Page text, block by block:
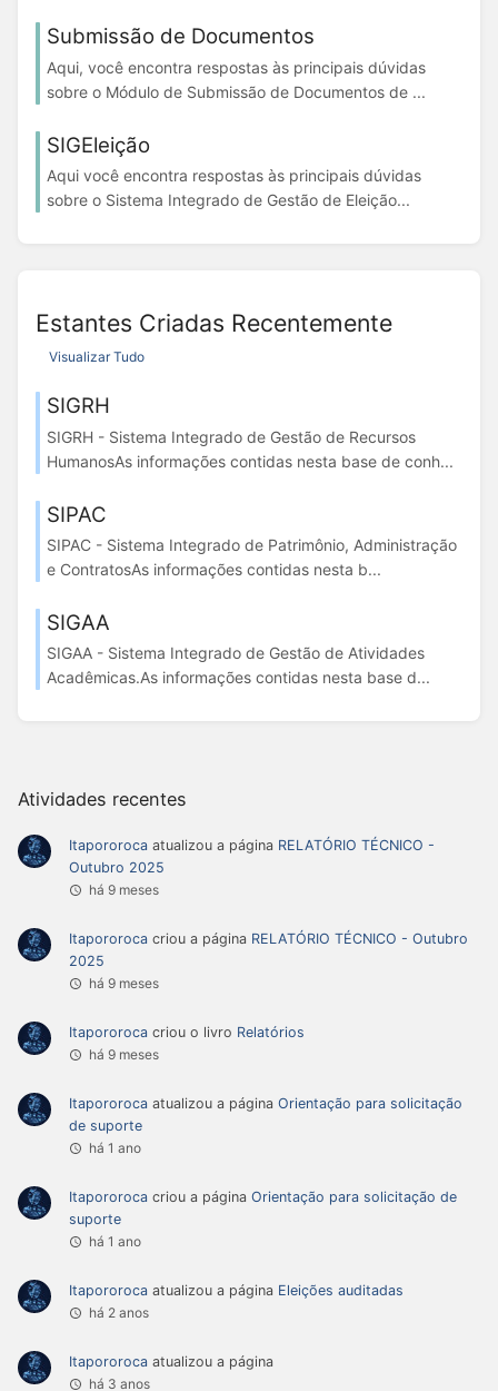
Atividades recentes
Itapororoca atualizou a página RELATÓRIO TÉCNICO -
Outubro 2025
há 9 meses
Itapororoca criou a página RELATÓRIO TÉCNICO - Outubro
2025
há 9 meses
Itapororoca criou o livro Relatórios
há 9 meses
Itapororoca atualizou a página Orientação para solicitação
de suporte
há 1 ano
Itapororoca criou a página Orientação para solicitação de
suporte
há 1 ano
Itapororoca atualizou a página Eleições auditadas
há 2 anos
Itapororoca atualizou a página
há 3 anos
Submissão de Documentos
Aqui, você encontra respostas às principais dúvidas
sobre o Módulo de Submissão de Documentos de ...
SIGEleição
Aqui você encontra respostas às principais dúvidas
sobre o Sistema Integrado de Gestão de Eleição...
Estantes Criadas Recentemente
Visualizar Tudo
SIGRH
SIGRH - Sistema Integrado de Gestão de Recursos
HumanosAs informações contidas nesta base de conh...
SIPAC
SIPAC - Sistema Integrado de Patrimônio, Administração
e ContratosAs informações contidas nesta b...
SIGAA
SIGAA - Sistema Integrado de Gestão de Atividades
Acadêmicas.As informações contidas nesta base d...